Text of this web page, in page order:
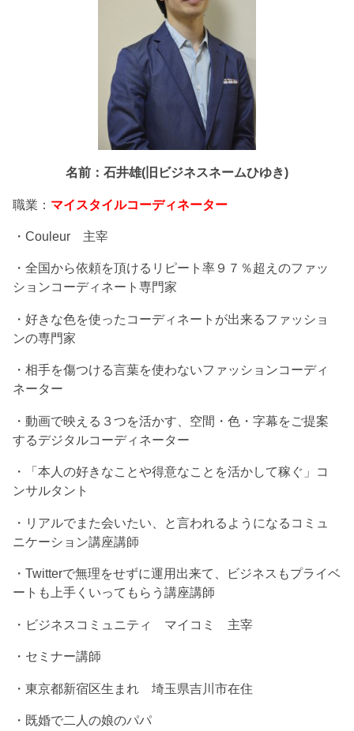
名前：石井雄(旧ビジネスネームひゆき)
職業： マイスタイルコーディネーター
・Couleur 主宰
・全国から依頼を頂けるリピート率９７％超えのファッ
ションコーディネート専門家
・好きな色を使ったコーディネートが出来るファッショ
ンの専門家
・相手を傷つける言葉を使わないファッションコーディ
ネーター
・動画で映える３つを活かす、空間・色・字幕をご提案
するデジタルコーディネーター
・「本人の好きなことや得意なことを活かして稼ぐ」コ
ンサルタント
・リアルでまた会いたい、と言われるようになるコミュ
ニケーション講座講師
・Twitterで無理をせずに運用出来て、ビジネスもプライベ
ートも上手くいってもらう講座講師
・ビジネスコミュニティ マイコミ 主宰
・セミナー講師
・東京都新宿区生まれ 埼玉県吉川市在住
・既婚で二人の娘のパパ